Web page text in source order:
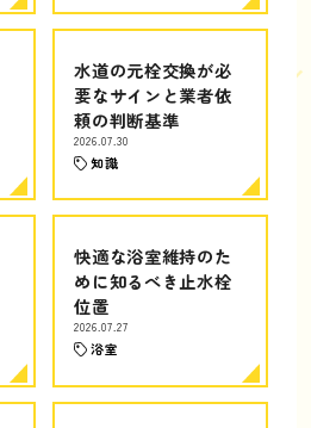
水道の元栓交換が必
要なサインと業者依
頼の判断基準
2026.07.30
知識
快適な浴室維持のた
めに知るべき止水栓
位置
2026.07.27
浴室